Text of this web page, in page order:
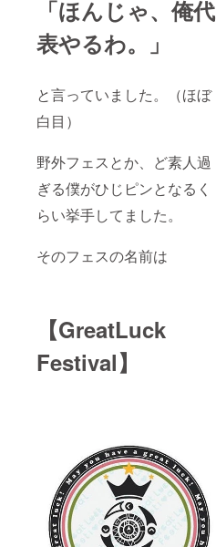
「ほんじゃ、俺代
表やるわ。」
と言っていました。（ほぼ
白目）
野外フェスとか、ど素人過
ぎる僕がひじピンとなるく
らい挙手してました。
そのフェスの名前は
【GreatLuck
Festival】